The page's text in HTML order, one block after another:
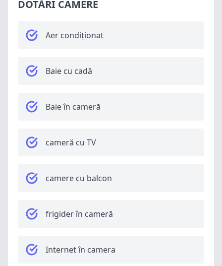
DOTĂRI CAMERE
Aer condiționat
Baie cu cadă
Baie în cameră
cameră cu TV
camere cu balcon
frigider în cameră
Internet în camera